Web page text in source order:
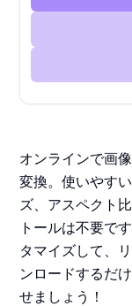
オンラインで画
変換。使いやす
ズ、アスペクト
トールは不要で
タマイズして、
ンロードするだ
せましょう！